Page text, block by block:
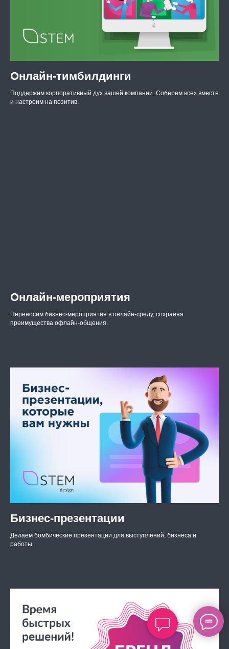
Онлайн-тимбилдинги
Поддержим корпоративный дух вашей компании. Соберем всех вместе
и настроим на позитив.
Онлайн-мероприятия
Переносим бизнес-мероприятия в онлайн-среду, сохраняя
преимущества офлайн-общения.
Бизнес-презентации
Делаем бомбические презентации для выступлений, бизнеса и
работы.